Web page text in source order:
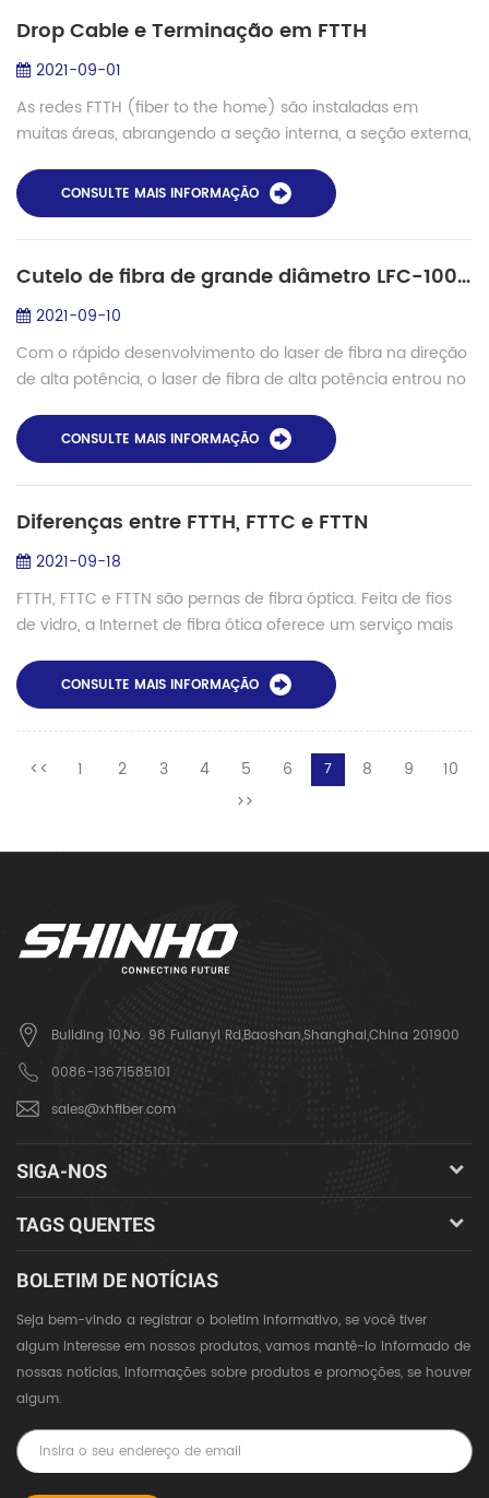
Drop Cable e Terminação em FTTH
2021-09-01
As redes FTTH (fiber to the home) são instaladas em
muitas áreas, abrangendo a seção interna, a seção externa,
requisitos de cabeamento de diferent...
CONSULTE MAIS INFORMAÇÃO
Cutelo de fibra de grande diâmetro LFC-100 para revestimento de 250um e 400um
2021-09-10
Com o rápido desenvolvimento do laser de fibra na direção
de alta potência, o laser de fibra de alta potência entrou no
atenção é dada ...
CONSULTE MAIS INFORMAÇÃO
Diferenças entre FTTH, FTTC e FTTN
2021-09-18
FTTH, FTTC e FTTN são pernas de fibra óptica. Feita de fios
de vidro, a Internet de fibra ótica oferece um serviço mais
em comparação com os ...
CONSULTE MAIS INFORMAÇÃO
<< 1 2 3 4 5 6 7 8 9
10
>>
Building 10,No. 98 Fulianyi Rd,Baoshan,Shanghai,China 201900
0086-13671585101
sales@xhfiber.com
SIGA-NOS
TAGS QUENTES
BOLETIM DE NOTÍCIAS
Seja bem-vindo a registrar o boletim informativo, se você tiver
algum interesse em nossos produtos, vamos mantê-lo informado de
nossas notícias, informações sobre produtos e promoções, se houver
algum.